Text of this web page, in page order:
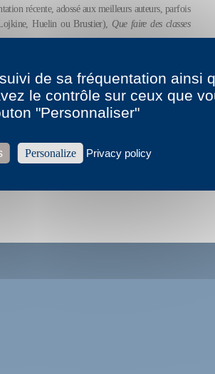
récente, adossé aux meilleurs auteurs, parfois
Huelin ou Brustier), Que faire des classes
livre ↓ de sa fréquentation ainsi
le contrôle sur ceux que
"Personnaliser"
Personalize Privacy policy